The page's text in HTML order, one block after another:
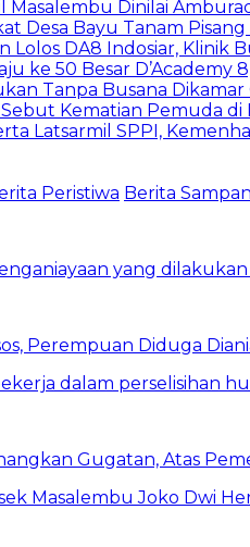
Masalembu Dinilai
Desa Bayu Tanam
Lolos DA8 Indosiar, Klinik
ke 50 Besar
Tanpa Busana
Kematian Pemuda
Latsarmil SPPI,
Peristiwa Berita
Perempuan Diduga
Gugatan, Atas